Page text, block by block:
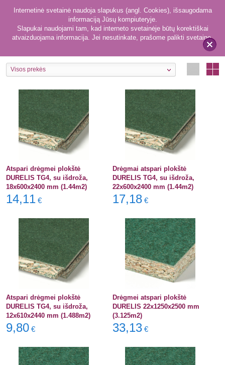
x
Internetinė svetainė naudoja slapukus (angl. Cookies), išsaugodama
informaciją Jūsų kompiuteryje.
Slapukai naudojami tam, kad interneto svetainėje būtų korektiškai
atvaizduojama informacija. Jei nesutinkate, prašome palikti svetainę.
Drėgmei atsparios plokštės 8
Visos prekės
Atspari drėgmei plokštė
DURELIS TG4, su išdroža,
18x600x2400 mm (1.44m2)
14,11 €
Drėgmai atspari plokštė
DURELIS TG4, su išdroža,
22x600x2400 mm (1.44m2)
17,18 €
Atspari drėgmei plokštė
DURELIS TG4, su išdroža,
12x610x2440 mm (1.488m2)
9,80 €
Drėgmei atspari plokštė
DURELIS 22x1250x2500 mm
(3.125m2)
33,13 €